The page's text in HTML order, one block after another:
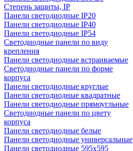
Степень защиты, IP
Панели светодиодные IP20
Панели светодиодные IP40
Панели светодиодные IP54
Светодиодные панели по виду
крепления
Панели светодиодные встраиваемые
Светодиодные панели по форме
корпуса
Панели светодиодные круглые
Панели светодиодные квадратные
Панели светодиодные прямоугльные
Светодиодные панели по цвету
корпуса
Панели светодиодные белые
Панели светодиодные универсальные
Панели светодиодные 595х595